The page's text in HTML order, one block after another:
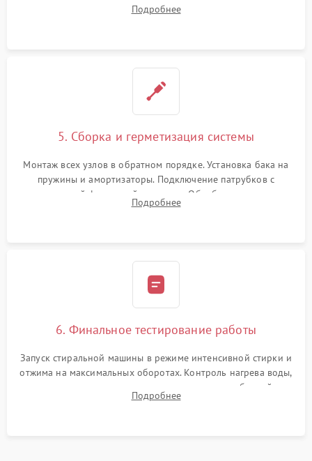
или поврежденной резиновой манжеты.
Подробнее
5. Сборка и герметизация системы
Монтаж всех узлов в обратном порядке. Установка бака на
пружины и амортизаторы. Подключение патрубков с
надежной фиксацией хомутами. Обработка стыков
герметиком для предотвращения возможных протечек воды.
Подробнее
6. Финальное тестирование работы
Запуск стиральной машины в режиме интенсивной стирки и
отжима на максимальных оборотах. Контроль нагрева воды,
корректности слива, отсутствия излишних вибраций,
посторонних стуков и протечек под корпусом.
Подробнее